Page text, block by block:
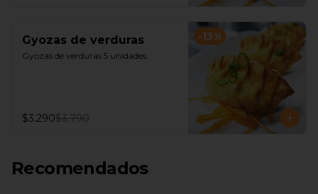
-13%
Gyozas de verduras
Gyozas de verduras 5 unidades.
$3.290$3.790
Recomendados